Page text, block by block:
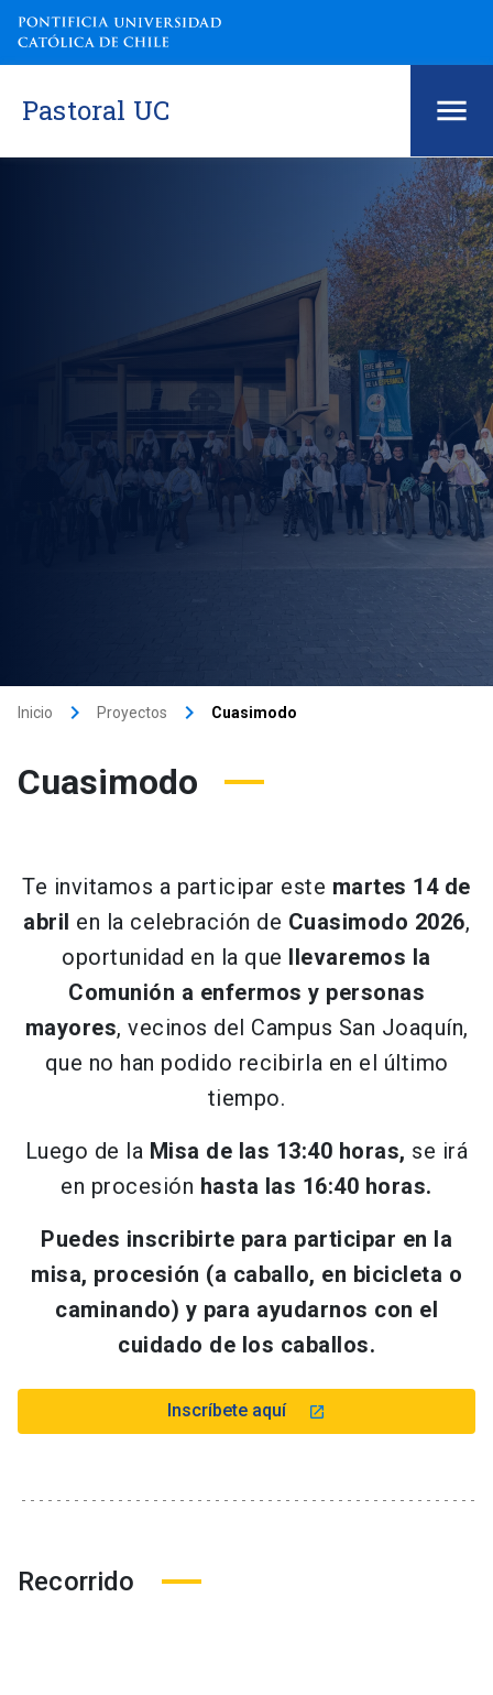
Pastoral UC
Inicio keyboard_arrow_right Proyectos keyboard_arrow_right Cuasimodo
Cuasimodo
Te invitamos a participar este martes 14 de
abril en la celebración de Cuasimodo 2026,
oportunidad en la que llevaremos la
Comunión a enfermos y personas
mayores, vecinos del Campus San Joaquín,
que no han podido recibirla en el último
tiempo.
Luego de la Misa de las 13:40 horas, se irá
en procesión hasta las 16:40 horas.
Puedes inscribirte para participar en la
misa, procesión (a caballo, en bicicleta o
caminando) y para ayudarnos con el
cuidado de los caballos.
Inscríbete aquí launch
Recorrido